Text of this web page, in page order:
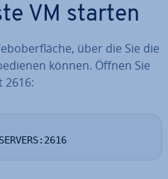
VM starten
über die Sie die
können. Öffnen Sie
2616: